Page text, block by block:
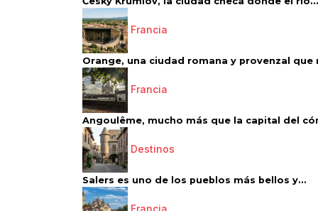
Francia
Orange, una ciudad romana y provenzal que
Francia
Angoulême, mucho más que la capital del
Destinos
Salers es uno de los pueblos más bellos y...
Francia